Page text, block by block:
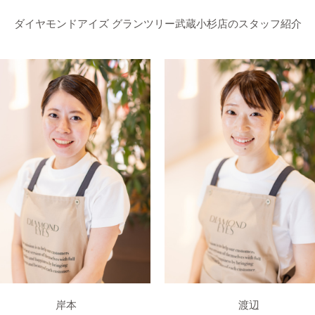
ダイヤモンドアイズ グランツリー武蔵小杉店のスタッフ紹介
岸本 渡辺